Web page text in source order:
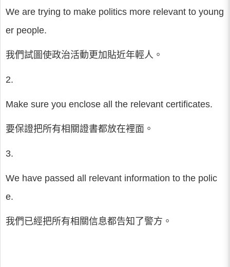
We are trying to make politics more relevant to young
er people.
我們試圖使政治活動更加貼近年輕人。
2.
Make sure you enclose all the relevant certificates.
要保證把所有相關證書都放在裡面。
3.
We have passed all relevant information to the polic
e.
我們已經把所有相關信息都告知了警方。